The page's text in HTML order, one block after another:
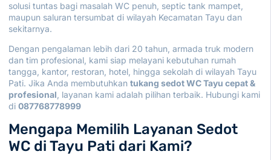
solusi tuntas bagi masalah WC penuh, septic tank mampet,
maupun saluran tersumbat di wilayah Kecamatan Tayu dan
sekitarnya.
Dengan pengalaman lebih dari 20 tahun, armada truk modern
dan tim profesional, kami siap melayani kebutuhan rumah
tangga, kantor, restoran, hotel, hingga sekolah di wilayah Tayu
Pati. Jika Anda membutuhkan tukang sedot WC Tayu cepat &
profesional , layanan kami adalah pilihan terbaik. Hubungi kami
di 087768778999
Mengapa Memilih Layanan Sedot
WC di Tayu Pati dari Kami?